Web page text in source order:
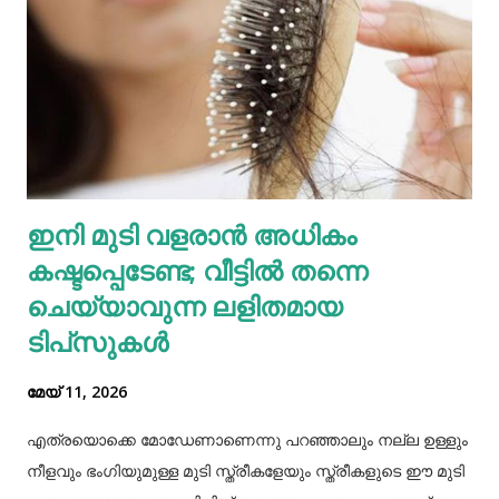
അടങ്ങിയിട്ടുണ്ട്, പ്രോട്ടീന്റെ മികച്ച സ്രോതസ്സാണ്.
വെള്ളകടല... പ്രോട്ടീൻ, ഫോളേറ്റ് (വിറ്റാമിൻ ബി 9), ഇരുമ്പ്,
സിങ്ക്, നാരുകൾ എന്നിവയുടെ മികച്ച ഉറവിടമാണ്
വെള്ളക്കടല. നാരുകളും പ്രോട്ടീനുകളും
അടങ്ങിയിരിക്കുന്നതിനാൽ വെള്ളക്കടല പതിവായി
കഴിക്കുന്നത് ചില രോഗങ്ങൾ തടയാൻ സഹായിക്കുന്നു. റാഗി...
എല്ലാത്തരം തിനയും പോഷകസമൃദ്ധമാണെങ്കിലും, റാഗിക്ക്
ചില പ്രത്യേക ഗുണങ്ങളുണ്ട്. റാഗി ഗ്ലൂറ്റൻ രഹിതവും
പ്രോട്ടീനാൽ സമ്പുഷ്ടവുമാണ്. മറ്റ് തിനകളേക്കാൾ കൂടുതൽ
കാൽസ്യ...
ഇനി മുടി വളരാൻ അധികം
കഷ്ടപ്പെടേണ്ട; വീട്ടിൽ തന്നെ
ചെയ്യാവുന്ന ലളിതമായ
ടിപ്‌സുകൾ
മേയ് 11, 2026
എത്രയൊക്കെ മോഡേണാണെന്നു പറഞ്ഞാലും നല്ല ഉള്ളും
നീളവും ഭംഗിയുമുള്ള മുടി സ്ത്രീകളേയും സ്ത്രീകളുടെ ഈ മുടി